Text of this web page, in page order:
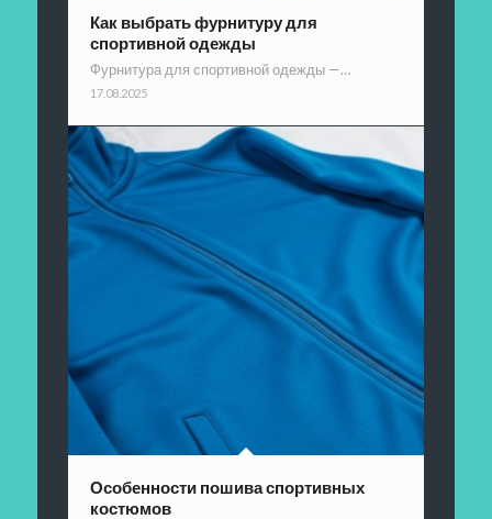
Как выбрать фурнитуру для
спортивной одежды
Фурнитура для спортивной одежды —…
17.08.2025
Особенности пошива спортивных
костюмов